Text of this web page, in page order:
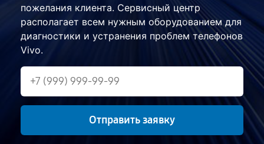
пожелания клиента. Сервисный центр
располагает всем нужным оборудованием для
диагностики и устранения проблем телефонов
Vivo.
Отправить заявку